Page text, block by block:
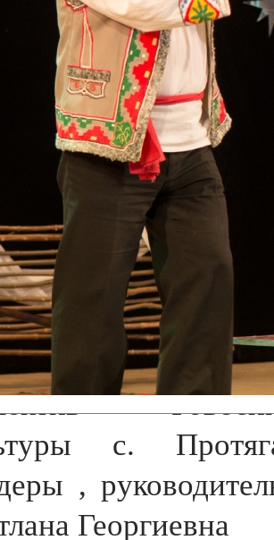
ОТЧЕТЫ ГКЦ
фестиваля:
с.
,
Георгиевна